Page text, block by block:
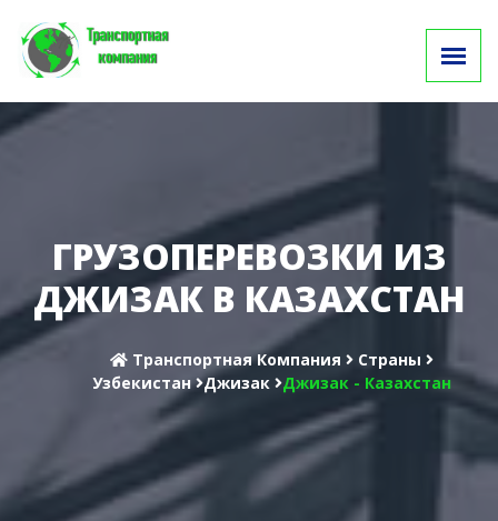
ГРУЗОПЕРЕВОЗКИ ИЗ
ДЖИЗАК В КАЗАХСТАН
Транспортная Компания
Cтраны
Узбекистан Джизак Джизак - Казахстан